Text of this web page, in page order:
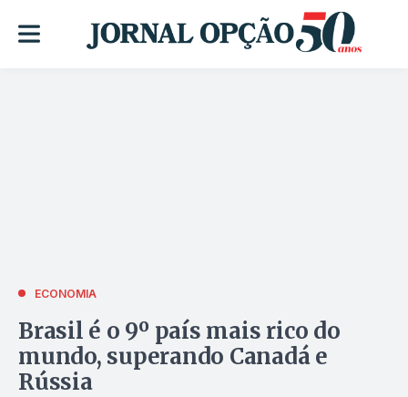
ECONOMIA
Brasil é o 9º país mais rico do
mundo, superando Canadá e
Rússia